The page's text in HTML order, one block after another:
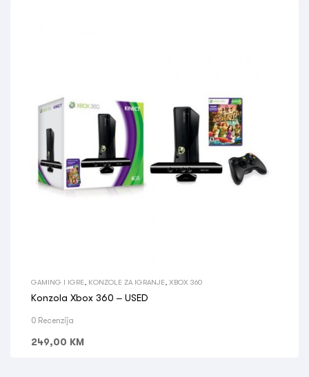
GAMING I IGRE KONZOLE ZA IGRANJE XBOX 360
Konzola Xbox 360 – USED
0 Recenzija
249,00 KM